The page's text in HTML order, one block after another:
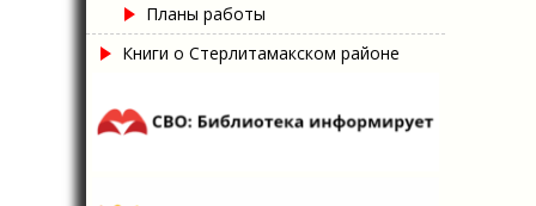
Планы работы
Книги о Стерлитамакском районе